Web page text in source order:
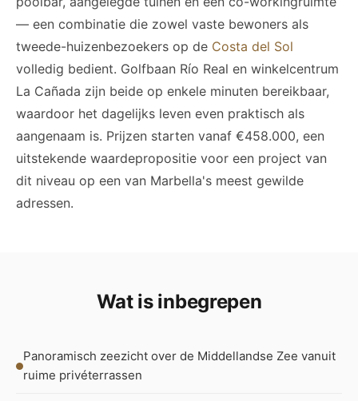
— een combinatie die zowel vaste bewoners als
tweede-huizenbezoekers op de Costa del Sol
volledig bedient. Golfbaan Río Real en winkelcentrum
La Cañada zijn beide op enkele minuten bereikbaar,
waardoor het dagelijks leven even praktisch als
aangenaam is. Prijzen starten vanaf €458.000, een
uitstekende waardepropositie voor een project van
dit niveau op een van Marbella's meest gewilde
adressen.
Wat is inbegrepen
Panoramisch zeezicht over de Middellandse Zee vanuit
ruime privéterrassen